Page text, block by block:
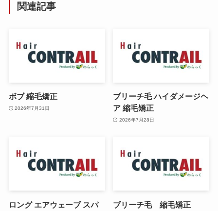
関連記事
ボブ 縮毛矯正
2026年7月31日
ブリーチ毛 ハイダメージヘ
ア 縮毛矯正
2026年7月28日
ロング エアウェーブ スパ
ブリーチ毛 縮毛矯正